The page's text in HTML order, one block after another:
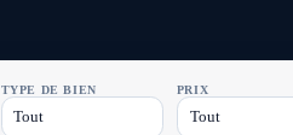
TYPE DE BIEN
Tout
PRIX
Tout